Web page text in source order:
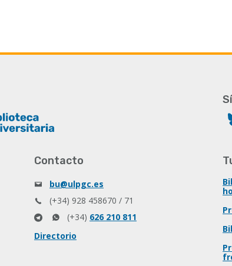
Contacto
bu@ulpgc.es
(+34) 928 458670 / 71
(+34) 626 210 811
Directorio